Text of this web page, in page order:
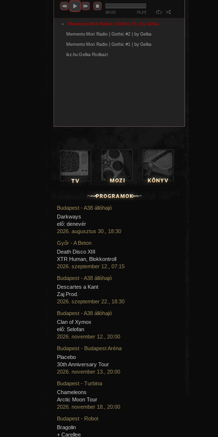
Budapest - A38 állóhajó
Darkways
elő: denevér
2026. augusztus 30., 18:30
Győr - A Beton
Death Disco XIII
XTR Human, Blokkontroll
2026. szeptember 12., 07:15
Budapest - A38 állóhajó
Descartes a Kant
Zaj Prod.
2026. szeptember 22., 18:30
Budapest - A38 állóhajó
Clan of Xymox
elő: Selofan
2026. november 12., 20:00
Budapest - Budapest Aréna
Placebo
30th Anniversary Tour
2026. november 13., 20:00
Budapest - Turbina
Chameleons
Arctic Moon Tour
2026. november 18., 20:00
Budapest - Robot
Bragolin
+ Carellee